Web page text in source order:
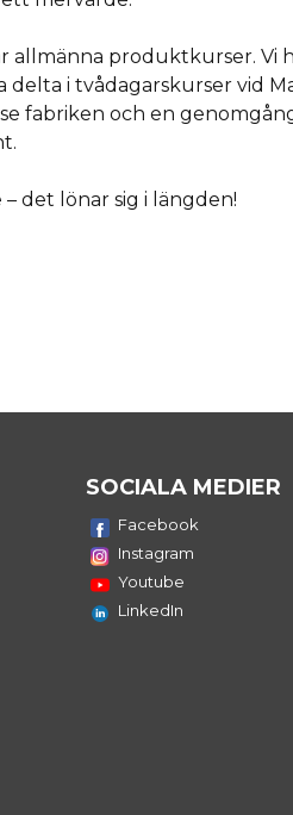
allmänna produktkurser. Vi
i tvådagarskurser vid
fabriken och en
det lönar sig i längden!
SOCIALA MEDIER
Facebook
Instagram
Youtube
LinkedIn